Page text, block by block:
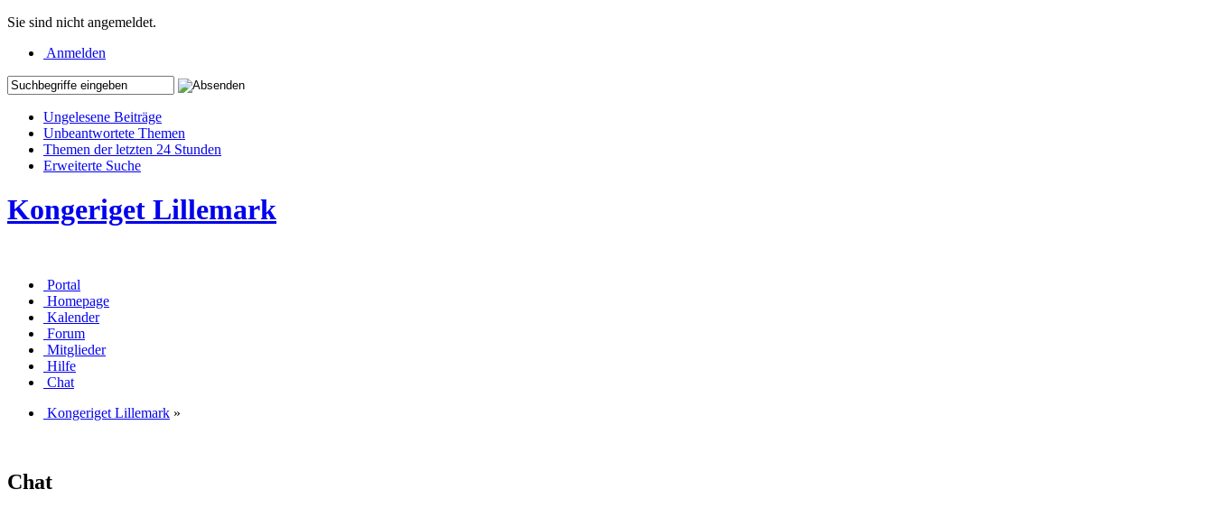
Sie sind nicht angemeldet.
Anmelden
Ungelesene Beiträge
Unbeantwortete Themen
Themen der letzten 24 Stunden
Erweiterte Suche
Kongeriget Lillemark
Portal
Homepage
Kalender
Forum
Mitglieder
Hilfe
Chat
Kongeriget Lillemark »
Chat